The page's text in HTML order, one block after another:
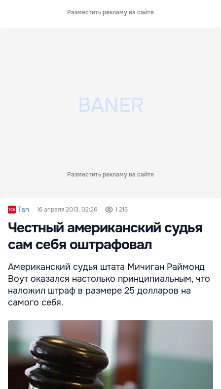
Разместить рекламу на сайте
Разместить рекламу на сайте
Tsn 16 апреля 2013, 02:26 1 213
Честный американский судья
сам себя оштрафовал
Американский судья штата Мичиган Раймонд
Воут оказался настолько принципиальным, что
наложил штраф в размере 25 долларов на
самого себя.